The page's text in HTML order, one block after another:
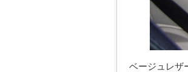
ベージュレザ